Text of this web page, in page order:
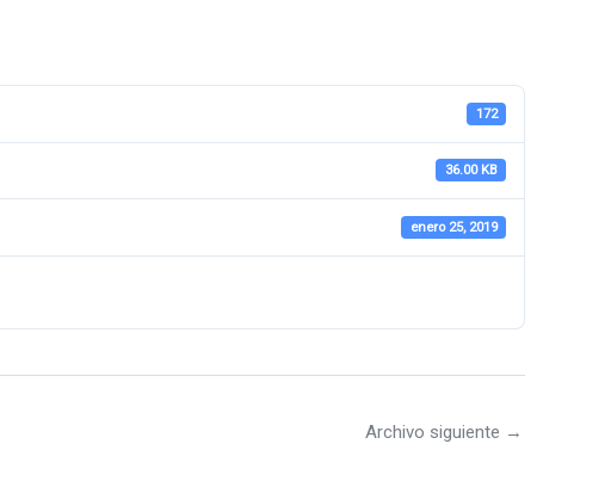
172
36.00 KB
enero 25, 2019
Archivo siguiente →